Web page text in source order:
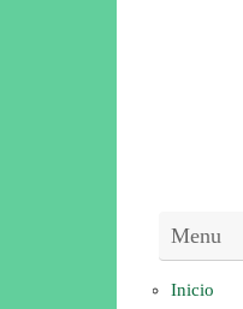
Menu
Inicio